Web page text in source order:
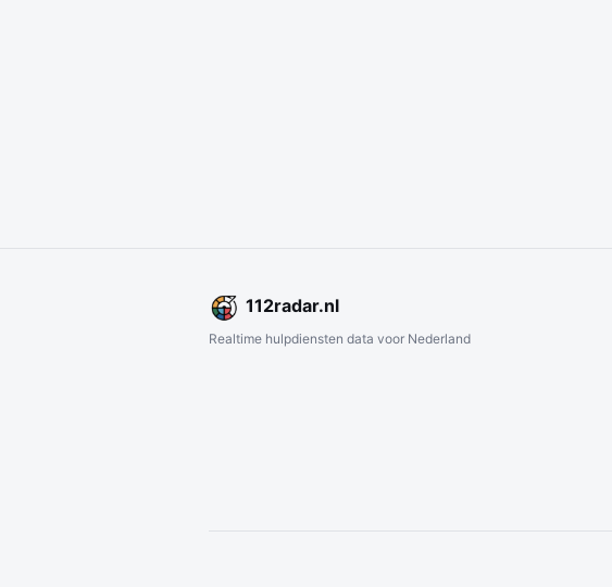
112radar.nl
Realtime hulpdiensten data voor Nederland